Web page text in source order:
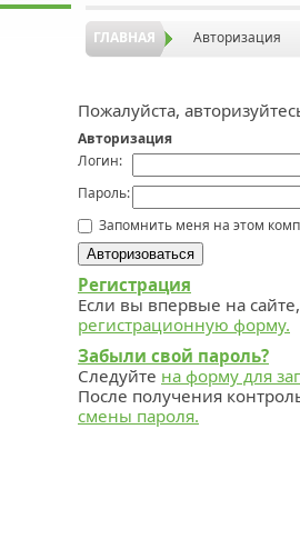
ГЛАВНАЯ Авторизация
Пожалуйста,
Авторизация
Логин:
Пароль:
Запомнить меня на этом
Регистрация
Если вы впервые на
регистрационную форму.
Забыли свой пароль?
Следуйте на форму для
После получения
смены пароля.